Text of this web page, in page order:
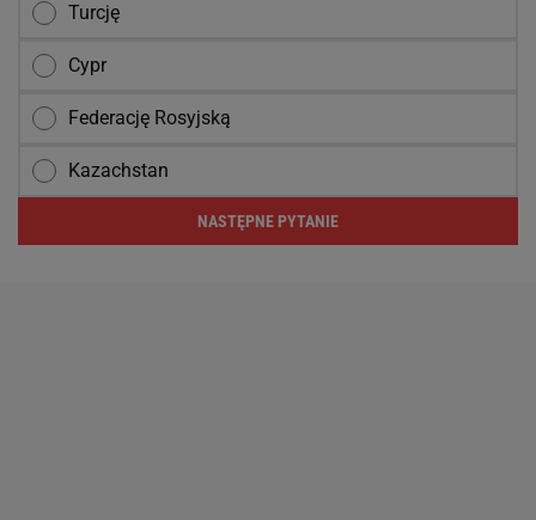
Turcję
Cypr
Federację Rosyjską
Kazachstan
NASTĘPNE PYTANIE